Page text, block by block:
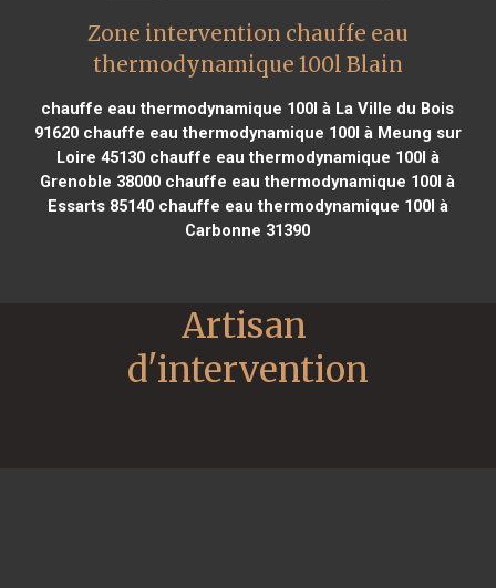
Zone intervention chauffe eau
thermodynamique 100l Blain
chauffe eau thermodynamique 100l à La Ville du Bois
91620chauffe eau thermodynamique 100l à Meung sur
Loire 45130chauffe eau thermodynamique 100l à
Grenoble 38000 chauffe eau thermodynamique 100l à
Essarts 85140chauffe eau thermodynamique 100l à
Carbonne 31390
Artisan
d'intervention